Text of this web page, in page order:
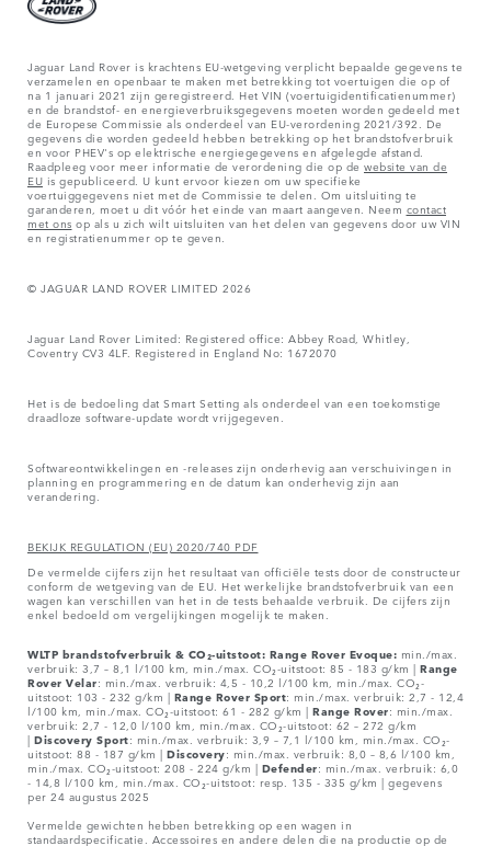
Jaguar Land Rover is krachtens EU-wetgeving verplicht bepaalde gegevens te
verzamelen en openbaar te maken met betrekking tot voertuigen die op of
na 1 januari 2021 zijn geregistreerd. Het VIN (voertuigidentificatienummer)
en de brandstof- en energieverbruiksgegevens moeten worden gedeeld met
de Europese Commissie als onderdeel van EU-verordening 2021/392. De
gegevens die worden gedeeld hebben betrekking op het brandstofverbruik
en voor PHEV's op elektrische energiegegevens en afgelegde afstand.
Raadpleeg voor meer informatie de verordening die op dewebsite van de
EU is gepubliceerd. U kunt ervoor kiezen om uw specifieke
voertuiggegevens niet met de Commissie te delen. Om uitsluiting te
garanderen, moet u dit vóór het einde van maart aangeven. Neem contact
met ons op als u zich wilt uitsluiten van het delen van gegevens door uw VIN
en registratienummer op te geven.
© JAGUAR LAND ROVER LIMITED 2026
Jaguar Land Rover Limited: Registered office: Abbey Road, Whitley,
Coventry CV3 4LF. Registered in England No: 1672070
Het is de bedoeling dat Smart Setting als onderdeel van een toekomstige
draadloze software-update wordt vrijgegeven.
Softwareontwikkelingen en -releases zijn onderhevig aan verschuivingen in
planning en programmering en de datum kan onderhevig zijn aan
verandering.
BEKIJK REGULATION (EU) 2020/740 PDF
De vermelde cijfers zijn het resultaat van officiële tests door de constructeur
conform de wetgeving van de EU. Het werkelijke brandstofverbruik van een
wagen kan verschillen van het in de tests behaalde verbruik. De cijfers zijn
enkel bedoeld om vergelijkingen mogelijk te maken.
WLTP brandstofverbruik & CO₂-uitstoot: Range Rover Evoque: min./max.
verbruik: 3,7 – 8,1 l/100 km, min./max. CO₂-uitstoot: 85 - 183 g/km | Range
Rover Velar: min./max. verbruik: 4,5 - 10,2 l/100 km, min./max. CO₂-
uitstoot: 103 - 232 g/km | Range Rover Sport: min./max. verbruik: 2,7 - 12,4
l/100 km, min./max. CO₂-uitstoot: 61 - 282 g/km | Range Rover: min./max.
verbruik: 2,7 - 12,0 l/100 km, min./max. CO₂-uitstoot: 62 – 272 g/km
| Discovery Sport: min./max. verbruik: 3,9 – 7,1 l/100 km, min./max. CO₂-
uitstoot: 88 - 187 g/km | Discovery: min./max. verbruik: 8,0 – 8,6 l/100 km,
min./max. CO₂-uitstoot: 208 - 224 g/km | Defender: min./max. verbruik: 6,0
- 14,8 l/100 km, min./max. CO₂-uitstoot: resp. 135 - 335 g/km | gegevens
per 24 augustus 2025
Vermelde gewichten hebben betrekking op een wagen in
standaardspecificatie. Accessoires en andere delen die na productie op de